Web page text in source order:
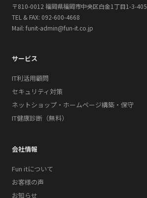
〒810-0012 福岡県福岡市中央区白金1丁目1-3-405
TEL & FAX: 092-600-4668
Mail: funit-admin@fun-it.co.jp
サービス
IT利活用顧問
セキュリティ対策
ネットショップ・ホームページ構築・保守
IT健康診断（無料）
会社情報
Fun itについて
お客様の声
お知らせ